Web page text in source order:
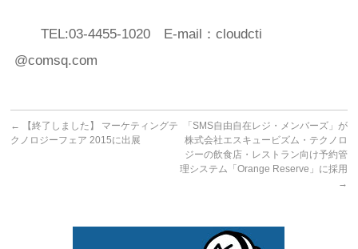
TEL:03-4455-1020 E-mail：cloudcti
@comsq.com
←
【終了しました】 マーケティングテ
クノロジーフェア 2015に出展
「SMS自由自在レジ・メンバーズ」が
株式会社エスキュービズム・テクノロ
ジーの飲食店・レストラン向け予約管
理システム「Orange Reserve」に採用
→